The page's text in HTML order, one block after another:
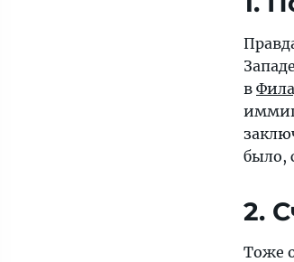
в
было,
2.
Тоже